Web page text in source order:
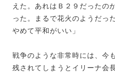
えた。あれはＢ２９だったの
った。まるで花火のようだっ
やめて平和がいい」
戦争のような非常時には、今
残されてしまうとイリーナ会